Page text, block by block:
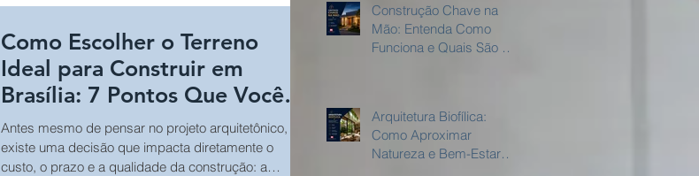
Como Escolher o Terreno
Ideal para Construir em
Brasília: 7 Pontos Que Você
Deve Avaliar
Antes mesmo de pensar no projeto arquitetônico,
existe uma decisão que impacta diretamente o
custo, o prazo e a qualidade da construção: a
Construção Chave na
Mão: Entenda Como
Funciona e Quais São as
Arquitetura Biofílica:
Como Aproximar
Natureza e Bem-Estar